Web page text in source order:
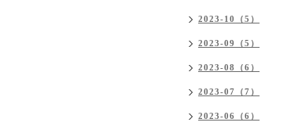
2023-10（5）
2023-09（5）
2023-08（6）
2023-07（7）
2023-06（6）